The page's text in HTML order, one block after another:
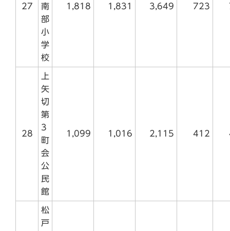
27
南
部
小
学
校
1,818 1,831 3,649 723
28
上
矢
切
第
3
町
会
公
民
館
1,099 1,016 2,115 412
松
戸